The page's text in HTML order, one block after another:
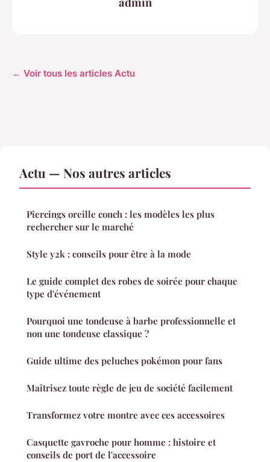
← Voir tous les articles Actu
Actu — Nos autres articles
Piercings oreille conch : les modèles les plus
rechercher sur le marché
Style y2k : conseils pour être à la mode
Le guide complet des robes de soirée pour chaque
type d'événement
Pourquoi une tondeuse à barbe professionnelle et
non une tondeuse classique ?
Guide ultime des peluches pokémon pour fans
Maîtrisez toute règle de jeu de société facilement
Transformez votre montre avec ces accessoires
Casquette gavroche pour homme : histoire et
conseils de port de l'accessoire